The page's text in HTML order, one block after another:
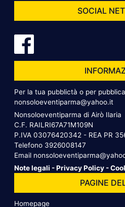
SOCIAL
Per la tua pubblictà o per
nonsoloeventiparma@yahoo.it
Nonsoloeventiparma di Airò Ilaria
C.F. RAILRI67A71M109N
P.IVA 03076420342 - REA PR
Telefono 3926008147
Email
Note legali -Privacy Policy -
PAGINE
Homepage